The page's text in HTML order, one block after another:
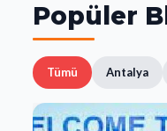
Popüler
Tümü Antalya